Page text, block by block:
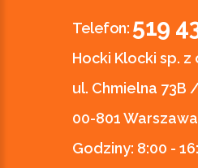
Telefon: 519
Hocki Klocki sp. z
ul. Chmielna 73B
00-801
Godziny: 8:00 -